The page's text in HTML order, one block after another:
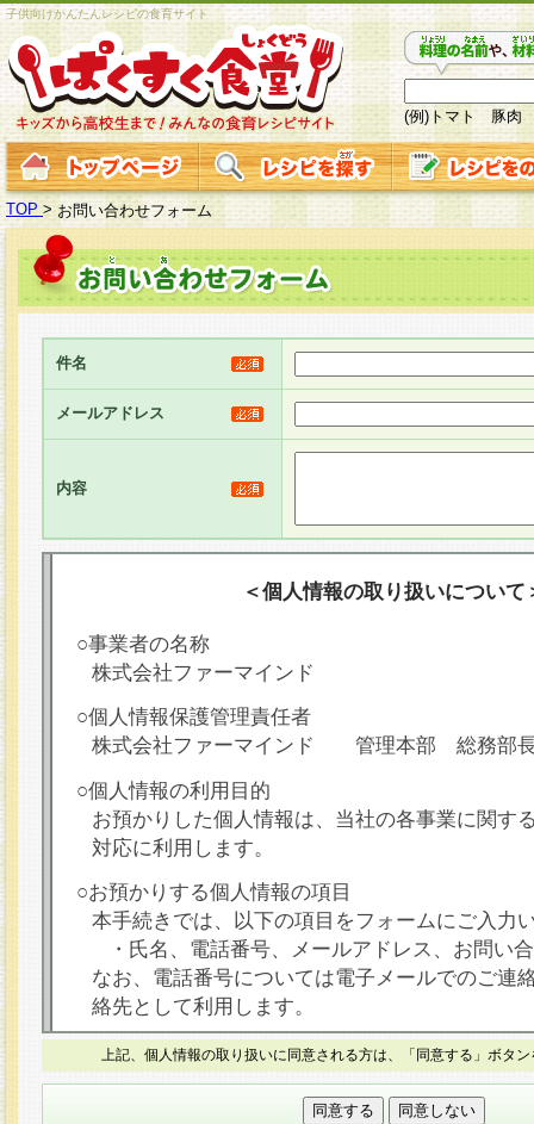
子供向けかんたんレシピの食育サイト
(例)トマト 豚肉
TOP > お問い合わせフォーム
件名
メールアドレス
内容
＜個人情報の取り扱いについて
○事業者の名称
株式会社ファーマインド
○個人情報保護管理責任者
株式会社ファーマインド 管理本部 総務部
○個人情報の利用目的
お預かりした個人情報は、当社の各事業に関す
対応に利用します。
○お預かりする個人情報の項目
本手続きでは、以下の項目をフォームにご入力
・氏名、電話番号、メールアドレス、お問い
なお、電話番号については電子メールでのご連
絡先として利用します。
○本人が容易に認識できない方法による個人情報
本フォームでは、セッション管理のためCookie
上記、個人情報の取り扱いに同意される方は、「同意する」ボタ